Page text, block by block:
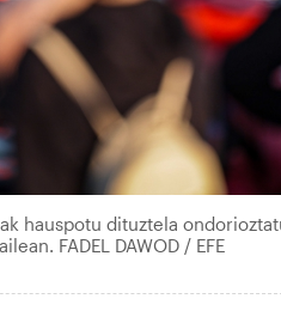
hauspotu dituztela
FADEL DAWOD / EFE